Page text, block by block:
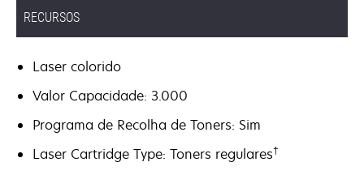
RECURSOS
Laser colorido
Valor Capacidade: 3.000
Programa de Recolha de Toners: Sim
Laser Cartridge Type: Toners regulares†